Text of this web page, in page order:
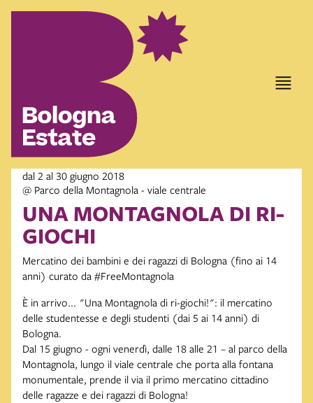
dal 2 al 30 giugno 2018
@ Parco della Montagnola - viale centrale
UNA MONTAGNOLA DI RI-
GIOCHI
Mercatino dei bambini e dei ragazzi di Bologna (fino ai 14
anni) curato da #FreeMontagnola
È in arrivo... "Una Montagnola di ri-giochi!": il mercatino
delle studentesse e degli studenti (dai 5 ai 14 anni) di
Bologna.
Dal 15 giugno - ogni venerdì, dalle 18 alle 21 – al parco della
Montagnola, lungo il viale centrale che porta alla fontana
monumentale, prende il via il primo mercatino cittadino
delle ragazze e dei ragazzi di Bologna!